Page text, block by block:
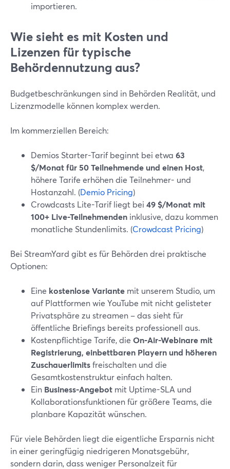
importieren.
Wie sieht es mit Kosten und
Lizenzen für typische
Behördennutzung aus?
Budgetbeschränkungen sind in Behörden Realität, und
Lizenzmodelle können komplex werden.
Im kommerziellen Bereich:
Demios Starter-Tarif beginnt bei etwa 63
$/Monat für 50 Teilnehmende und einen Host,
höhere Tarife erhöhen die Teilnehmer- und
Hostanzahl. (Demio Pricing)
Crowdcasts Lite-Tarif liegt bei 49 $/Monat mit
100+ Live-Teilnehmenden inklusive, dazu kommen
monatliche Stundenlimits. (Crowdcast Pricing)
Bei StreamYard gibt es für Behörden drei praktische
Optionen:
Eine kostenlose Variante mit unserem Studio, um
auf Plattformen wie YouTube mit nicht gelisteter
Privatsphäre zu streamen – das sieht für
öffentliche Briefings bereits professionell aus.
Kostenpflichtige Tarife, die On‑Air-Webinare mit
Registrierung, einbettbaren Playern und höheren
Zuschauerlimitsfreischalten und die
Gesamtkostenstruktur einfach halten.
Ein Business-Angebot mit Uptime-SLA und
Kollaborationsfunktionen für größere Teams, die
planbare Kapazität wünschen.
Für viele Behörden liegt die eigentliche Ersparnis nicht
in einer geringfügig niedrigeren Monatsgebühr,
sondern darin, dass weniger Personalzeit für